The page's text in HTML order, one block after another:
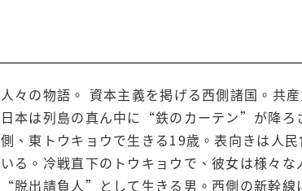
々の物語。 資本主義を掲げる西側諸国。共
本は列島の真ん中に“鉄のカーテン”が降
、東トウキョウで生きる19歳。表向きは人
る。冷戦直下のトウキョウで、彼女は様々
脱出請負人”として生きる男。西側の新幹線